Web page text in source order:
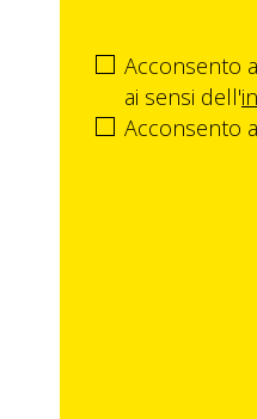
Acconsento
ai sensi dell'
Acconsento